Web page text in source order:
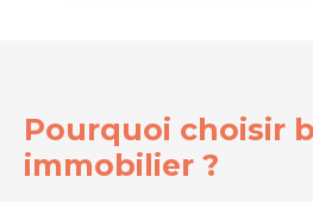
Pourquoi choisir
immobilier ?